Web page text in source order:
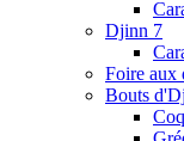
Djinn 7
Foire aux
Bouts